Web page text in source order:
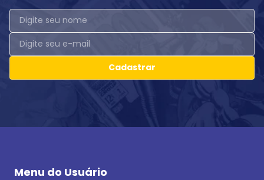
Cadastrar
Menu do Usuário